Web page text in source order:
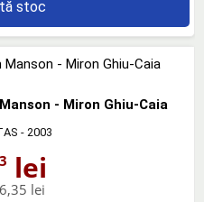
stoc
- Miron Ghiu-Caia
- 2003
lei
lei